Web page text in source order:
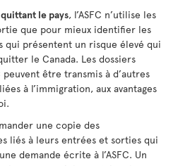
le pays, l’ASFC n’utilise les
que pour mieux identifier les
qui présentent un risque élevé qui
le Canada. Les dossiers
peuvent être transmis à d’autres
à l’immigration, aux avantages
une copie des
liés à leurs entrées et sorties qui
demande écrite à l’ASFC. Un